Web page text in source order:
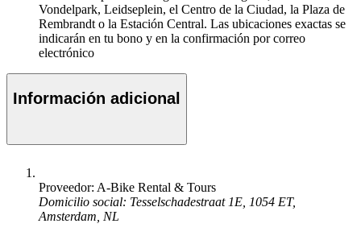
Vondelpark, Leidseplein, el Centro de la Ciudad, la Plaza de
Rembrandt o la Estación Central. Las ubicaciones exactas se
indicarán en tu bono y en la confirmación por correo
electrónico
Información adicional
Proveedor: A-Bike Rental & Tours
Domicilio social: Tesselschadestraat 1E, 1054 ET,
Amsterdam, NL